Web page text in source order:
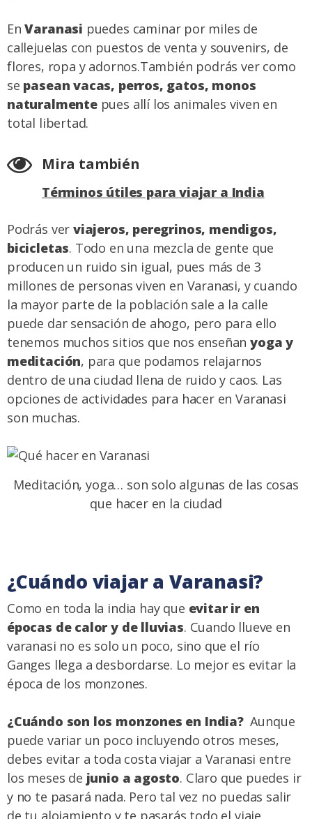
EnVaranasi puedes caminar por miles de
callejuelas con puestos de venta y souvenirs, de
flores, ropa y adornos.También podrás ver como
se pasean vacas, perros, gatos, monos
naturalmentepues allí los animales viven en
total libertad.
Mira también
Términos útiles para viajar a India
Podrás verviajeros, peregrinos, mendigos,
bicicletas. Todo en una mezcla de gente que
producen un ruido sin igual, pues más de 3
millones de personas viven en Varanasi, y cuando
la mayor parte de la población sale a la calle
puede dar sensación de ahogo, pero para ello
tenemos muchos sitios que nos enseñanyoga y
meditación, para que podamos relajarnos
dentro de una ciudad llena de ruido y caos. Las
opciones de actividades para hacer en Varanasi
son muchas.
Meditación, yoga… son solo algunas de las cosas
que hacer en la ciudad
¿Cuándo viajar a Varanasi?
Como en toda la india hay que evitar ir en
épocas de calor y de lluvias. Cuando llueve en
varanasi no es solo un poco, sino que el río
Ganges llega a desbordarse. Lo mejor es evitar la
época de los monzones.
¿Cuándo son los monzones en India?Aunque
puede variar un poco incluyendo otros meses,
debes evitar a toda costa viajar a Varanasi entre
los meses de junio a agosto. Claro que puedes ir
y no te pasará nada. Pero tal vez no puedas salir
de tu alojamiento y te pasarás todo el viaje